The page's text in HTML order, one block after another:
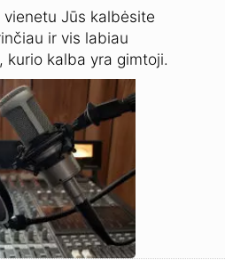
Jūs kalbėsite
ir vis labiau
kalba yra gimtoji.